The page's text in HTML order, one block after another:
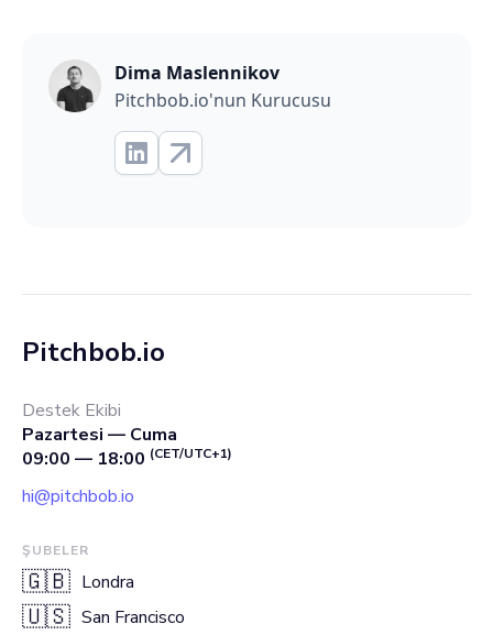
Dima Maslennikov
Pitchbob.io'nun Kurucusu
Pitchbob.io
Destek Ekibi
Pazartesi — Cuma
09:00 — 18:00 (CET/UTC+1)
hi@pitchbob.io
ŞUBELER
🇬🇧 Londra
🇺🇸 San Francisco